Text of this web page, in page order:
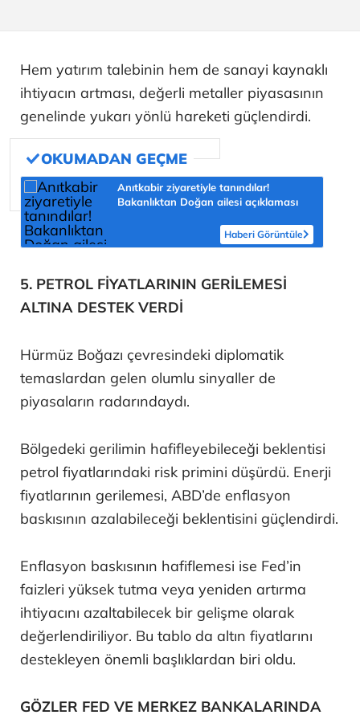
Hem yatırım talebinin hem de sanayi kaynaklı
ihtiyacın artması, değerli metaller piyasasının
genelinde yukarı yönlü hareketi güçlendirdi.
Anıtkabir ziyaretiyle tanındılar!
Bakanlıktan Doğan ailesi açıklaması
Haberi Görüntüle
5. PETROL FİYATLARININ GERİLEMESİ
ALTINA DESTEK VERDİ
Hürmüz Boğazı çevresindeki diplomatik
temaslardan gelen olumlu sinyaller de
piyasaların radarındaydı.
Bölgedeki gerilimin hafifleyebileceği beklentisi
petrol fiyatlarındaki risk primini düşürdü. Enerji
fiyatlarının gerilemesi, ABD’de enflasyon
baskısının azalabileceği beklentisini güçlendirdi.
Enflasyon baskısının hafiflemesi ise Fed’in
faizleri yüksek tutma veya yeniden artırma
ihtiyacını azaltabilecek bir gelişme olarak
değerlendiriliyor. Bu tablo da altın fiyatlarını
destekleyen önemli başlıklardan biri oldu.
GÖZLER FED VE MERKEZ BANKALARINDA